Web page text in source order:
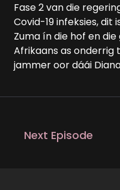
Fase 2 van die
Covid-19 infeksies,
Zuma ín die hof en
Afrikaans as onderrig
jammer oor dáái
Next Episode